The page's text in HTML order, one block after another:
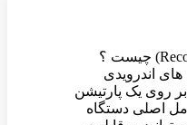
ریکاوری مود (Recovery Mode) چیست ؟
اندرویدی
روی یک پارتیشن
اصلی دستگاه